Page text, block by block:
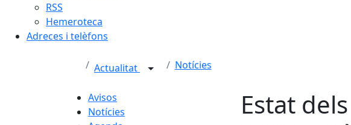
RSS
Hemeroteca
Adreces i telèfons
Actualitat Notícies
Avisos
Notícies
Estat